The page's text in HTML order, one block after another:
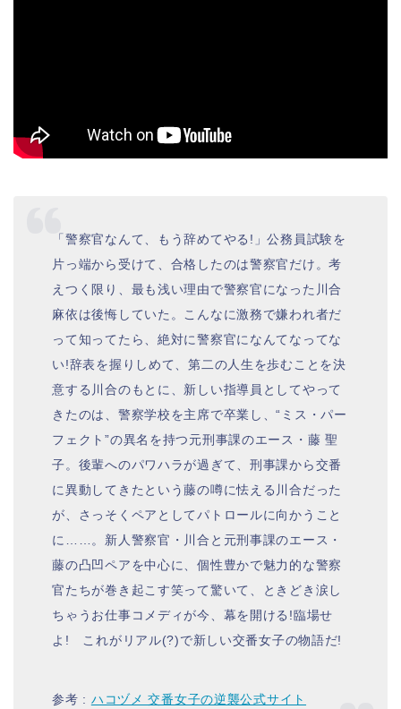
「警察官なんて、もう辞めてやる!」公務員試験を
片っ端から受けて、合格したのは警察官だけ。考
えつく限り、最も浅い理由で警察官になった川合
麻依は後悔していた。こんなに激務で嫌われ者だ
って知ってたら、絶対に警察官になんてなってな
い!辞表を握りしめて、第二の人生を歩むことを決
意する川合のもとに、新しい指導員としてやって
きたのは、警察学校を主席で卒業し、“ミス・パー
フェクト”の異名を持つ元刑事課のエース・藤 聖
子。後輩へのパワハラが過ぎて、刑事課から交番
に異動してきたという藤の噂に怯える川合だった
が、さっそくペアとしてパトロールに向かうこと
に……。新人警察官・川合と元刑事課のエース・
藤の凸凹ペアを中心に、個性豊かで魅力的な警察
官たちが巻き起こす笑って驚いて、ときどき涙し
ちゃうお仕事コメディが今、幕を開ける!臨場せ
よ! これがリアル(?)で新しい交番女子の物語だ!
参考 : ハコヅメ 交番女子の逆襲公式サイト